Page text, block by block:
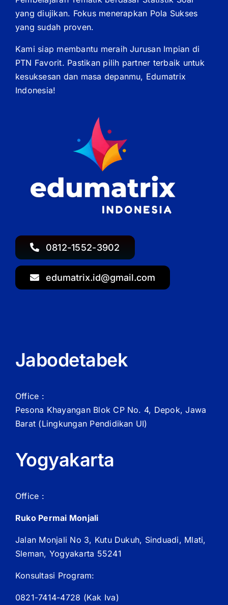
0812-1552-3902
edumatrix.id@gmail.com
yang diujikan. Fokus menerapkan Pola Sukses
yang sudah proven.
Kami siap membantu meraih Jurusan Impian di
PTN Favorit. Pastikan pilih partner terbaik untuk
kesuksesan dan masa depanmu, Edumatrix
Indonesia!
Jabodetabek
Office :
Pesona Khayangan Blok CP No. 4, Depok, Jawa
Barat (Lingkungan Pendidikan UI)
Yogyakarta
Office :
Ruko Permai Monjali
Jalan Monjali No 3, Kutu Dukuh, Sinduadi, Mlati,
Sleman, Yogyakarta 55241
Konsultasi Program:
0821-7414-4728 (Kak Iva)